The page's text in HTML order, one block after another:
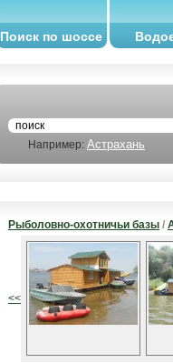
Поиск по шоссе
Например: Астрахань
Рыболовно-охотничьи базы /
<<